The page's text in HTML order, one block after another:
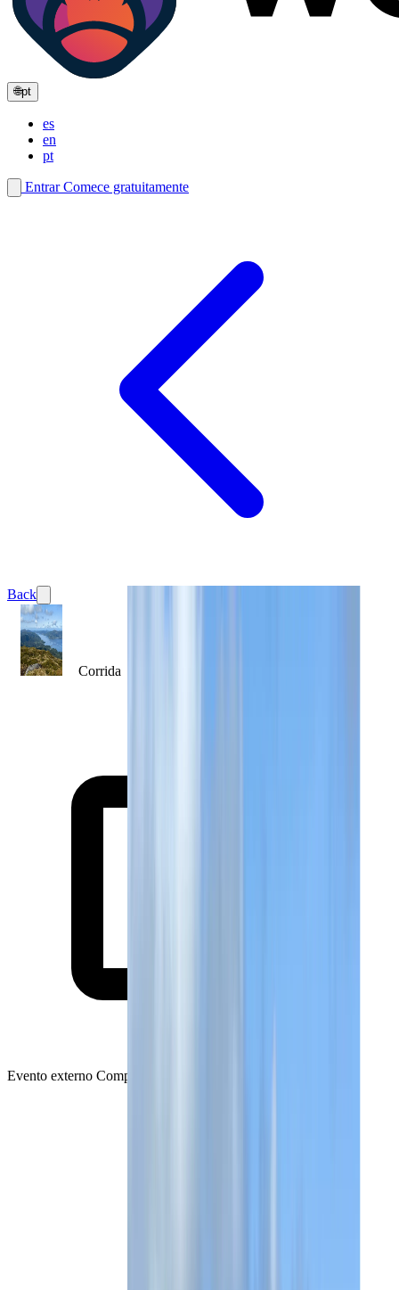
🌐pt
es
en
pt
EntrarComece gratuitamente
Back
Corrida
Evento externo Completed